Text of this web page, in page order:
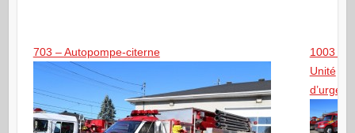
703 – Autopompe-citerne
1003 –
Unité